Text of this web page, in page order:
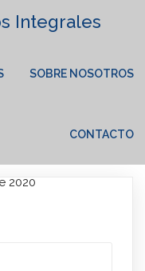
Integrales
SOBRE NOSOTROS
CONTACTO
2020
standard dummy text